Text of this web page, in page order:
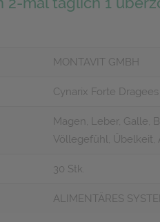
MONTAVIT GMBH
Cynarix Forte Dragees
Magen, Leber, Galle,
Völlegefühl, Übelkeit,
30 Stk.
ALIMENTÄRES